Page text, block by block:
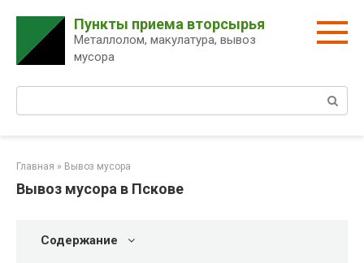
контенту
Пункты приема вторсырья
Металлолом, макулатура, вывоз
мусора
Главная » Вывоз мусора
Вывоз мусора в Пскове
Содержание